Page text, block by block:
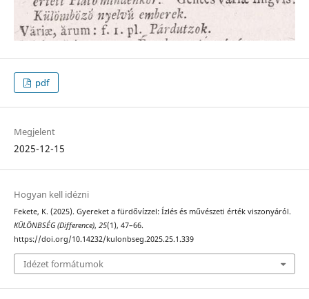
pdf
Megjelent
2025-12-15
Hogyan kell idézni
Fekete, K. (2025). Gyereket a fürdővízzel: Ízlés és művészeti érték viszonyáról.
KÜLÖNBSÉG (Difference), 25(1), 47–66.
https://doi.org/10.14232/kulonbseg.2025.25.1.339
Idézet formátumok